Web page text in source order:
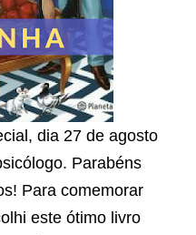
dia 27 de agosto
Parabéns
Para comemorar
este ótimo livro